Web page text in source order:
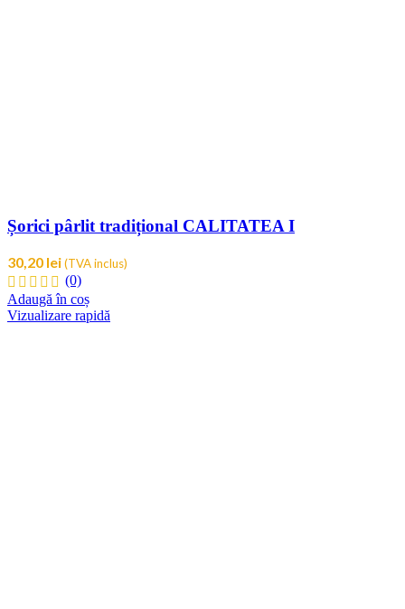
Șorici pârlit tradițional CALITATEA I
30,20 lei(TVA inclus)
(0)
Adaugă în coș
Vizualizare rapidă